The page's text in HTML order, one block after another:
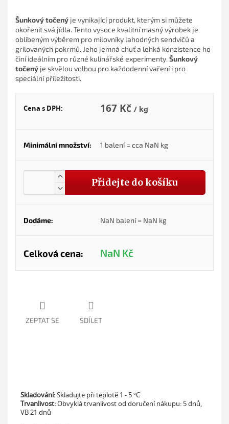
167 Kč
Cena s DPH: / kg
Minimální množství:
1 balení = cca NaN kg
Přidejte do košíku
Dodáme: NaN balení = NaN kg
Celková cena: NaN Kč
Šunkový točený je vynikající produkt, kterým si můžete
okořenit svá jídla. Tento vysoce kvalitní masný výrobek je
oblíbeným výběrem pro milovníky lahodných sendvičů a
grilovaných pokrmů. Jeho jemná chuť a lehká konzistence ho
činí ideálním pro různé kulinářské experimenty. Šunkový
točený je skvělou volbou pro každodenní vaření i pro
speciální příležitosti.
ZEPTAT SE SDÍLET
Skladování:Skladujte při teplotě 1 - 5 °C
Trvanlivost:Obvyklá trvanlivost od doručení nákupu: 5 dnů,
VB 21 dnů